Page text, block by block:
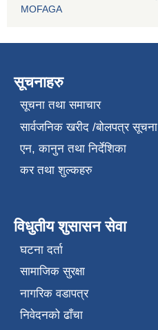
MOFAGA
सूचनाहरु
सूचना तथा समाचार
सार्वजनिक खरीद /बोलपत्र सूचना
एन, कानुन तथा निर्देशिका
कर तथा शुल्कहरु
विधुतीय शुसासन सेवा
घटना दर्ता
सामाजिक सुरक्षा
नागरिक वडापत्र
निवेदनको ढाँचा